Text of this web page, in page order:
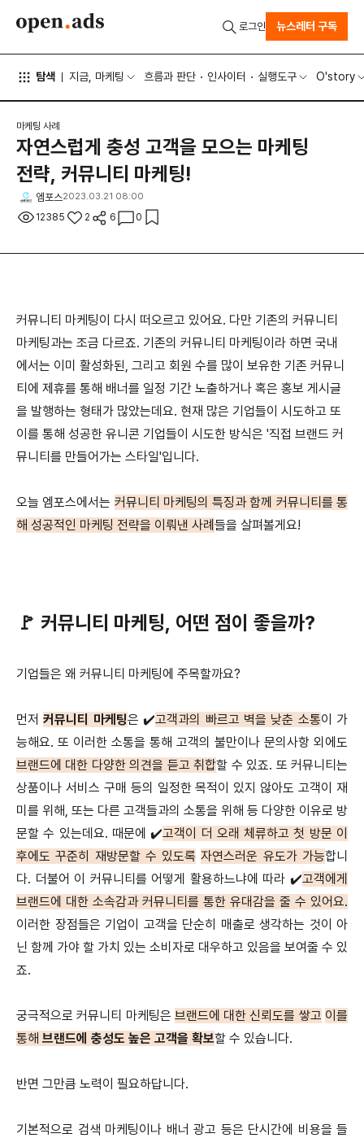
탐색 지금, 마케팅 흐름과 판단 인사이터 실행도구 O'story
로그인 뉴스레터 구독
마케팅 사례
자연스럽게 충성 고객을 모으는 마케팅
전략, 커뮤니티 마케팅!
엠포스2023.03.21 08:00
12385 2 6 0
커뮤니티 마케팅이 다시 떠오르고 있어요. 다만 기존의 커뮤니티
마케팅과는 조금 다르죠. 기존의 커뮤니티 마케팅이라 하면 국내
에서는 이미 활성화된, 그리고 회원 수를 많이 보유한 기존 커뮤니
티에 제휴를 통해 배너를 일정 기간 노출하거나 혹은 홍보 게시글
을 발행하는 형태가 많았는데요. 현재 많은 기업들이 시도하고 또
이를 통해 성공한 유니콘 기업들이 시도한 방식은 '직접 브랜드 커
뮤니티를 만들어가는 스타일'입니다.
오늘 엠포스에서는 커뮤니티 마케팅의 특징과 함께 커뮤니티를 통
해 성공적인 마케팅 전략을 이뤄낸 사례 들을 살펴볼게요!
🚩 커뮤니티 마케팅, 어떤 점이 좋을까?
기업들은 왜 커뮤니티 마케팅에 주목할까요?
먼저커뮤니티 마케팅은 ✔️고객과의 빠르고 벽을 낮춘 소통이 가
능해요. 또 이러한 소통을 통해 고객의 불만이나 문의사항 외에도
브랜드에 대한 다양한 의견을 듣고 취합할 수 있죠. 또 커뮤니티는
상품이나 서비스 구매 등의 일정한 목적이 있지 않아도 고객이 재
미를 위해, 또는 다른 고객들과의 소통을 위해 등 다양한 이유로 방
문할 수 있는데요. 때문에 ✔️고객이 더 오래 체류하고 첫 방문 이
후에도 꾸준히 재방문할 수 있도록 자연스러운 유도가 가능합니
다. 더불어 이 커뮤니티를 어떻게 활용하느냐에 따라 ✔️고객에게
브랜드에 대한 소속감과 커뮤니티를 통한 유대감을 줄 수 있어요.
이러한 장점들은 기업이 고객을 단순히 매출로 생각하는 것이 아
닌 함께 가야 할 가치 있는 소비자로 대우하고 있음을 보여줄 수 있
죠.
궁극적으로 커뮤니티 마케팅은 브랜드에 대한 신뢰도를 쌓고 이를
통해 브랜드에 충성도 높은 고객을 확보할 수 있습니다.
반면 그만큼 노력이 필요하답니다.
기본적으로 검색 마케팅이나 배너 광고 등은 단시간에 비용을 들